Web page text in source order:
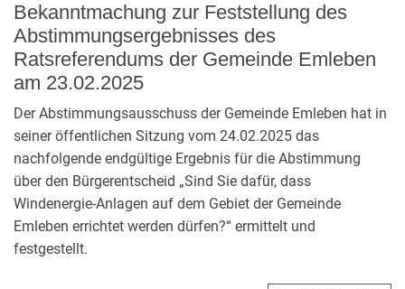
Bekanntmachung zur Feststellung des
Abstimmungsergebnisses des
Ratsreferendums der Gemeinde Emleben
am 23.02.2025
Der Abstimmungsausschuss der Gemeinde Emleben hat in
seiner öffentlichen Sitzung vom 24.02.2025 das
nachfolgende endgültige Ergebnis für die Abstimmung
über den Bürgerentscheid „Sind Sie dafür, dass
Windenergie-Anlagen auf dem Gebiet der Gemeinde
Emleben errichtet werden dürfen?“ ermittelt und
festgestellt.